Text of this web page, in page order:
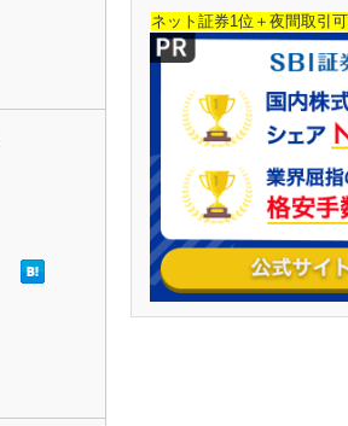
ネット証券1位＋夜間取引